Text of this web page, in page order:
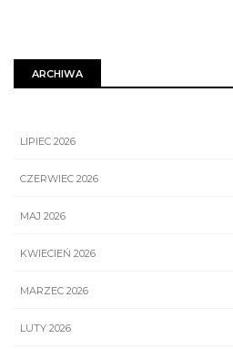
ARCHIWA
LIPIEC 2026
CZERWIEC 2026
MAJ 2026
KWIECIEŃ 2026
MARZEC 2026
LUTY 2026